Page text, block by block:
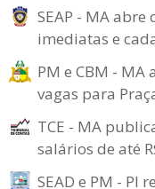
SEAP - MA
imediatas e
PM e CBM -
vagas para
TCE - MA
salários de até
SEAD e PM - PI